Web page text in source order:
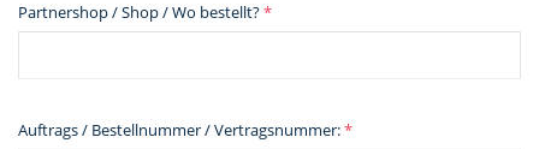
Partnershop / Shop / Wo bestellt?*
Auftrags / Bestellnummer / Vertragsnummer:*